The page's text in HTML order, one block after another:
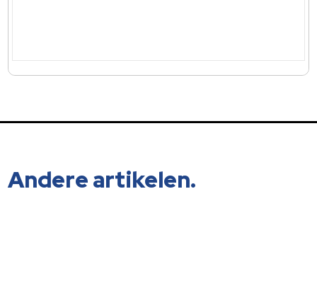
Andere artikelen.